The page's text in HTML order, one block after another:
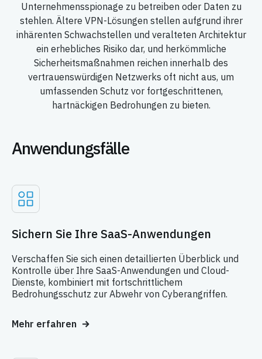
Unternehmensspionage zu betreiben oder Daten zu
stehlen. Ältere VPN-Lösungen stellen aufgrund ihrer
inhärenten Schwachstellen und veralteten Architektur
ein erhebliches Risiko dar, und herkömmliche
Sicherheitsmaßnahmen reichen innerhalb des
vertrauenswürdigen Netzwerks oft nicht aus, um
umfassenden Schutz vor fortgeschrittenen,
hartnäckigen Bedrohungen zu bieten.
Anwendungsfälle
Sichern Sie Ihre SaaS-Anwendungen
Verschaffen Sie sich einen detaillierten Überblick und
Kontrolle über Ihre SaaS-Anwendungen und Cloud-
Dienste, kombiniert mit fortschrittlichem
Bedrohungsschutz zur Abwehr von Cyberangriffen.
Mehr erfahren